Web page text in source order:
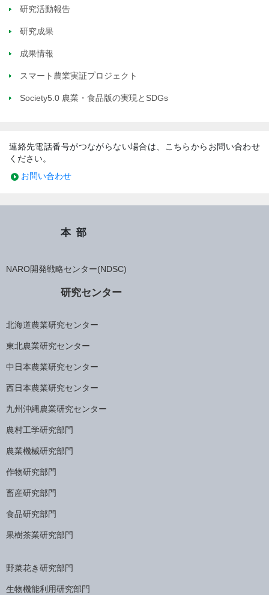
研究活動報告
研究成果
成果情報
スマート農業実証プロジェクト
Society5.0 農業・食品版の実現とSDGs
連絡先電話番号がつながらない場合は、こちらからお問い合わせ
ください。
お問い合わせ
本部
NARO開発戦略センター(NDSC)
研究センター
北海道農業研究センター
東北農業研究センター
中日本農業研究センター
西日本農業研究センター
九州沖縄農業研究センター
農村工学研究部門
農業機械研究部門
作物研究部門
畜産研究部門
食品研究部門
果樹茶業研究部門
野菜花き研究部門
生物機能利用研究部門